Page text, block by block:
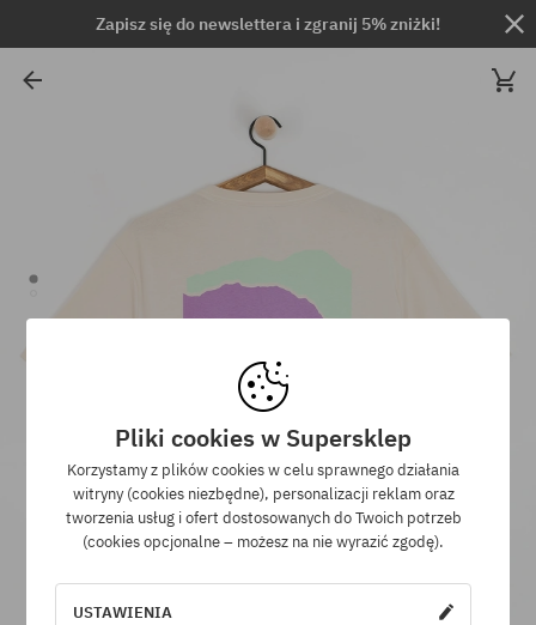
Zapisz się do newslettera i zgranij 5% zniżki!
Pliki cookies w Supersklep
Korzystamy z plików cookies w celu sprawnego działania
witryny (cookies niezbędne), personalizacji reklam oraz
tworzenia usług i ofert dostosowanych do Twoich potrzeb
(cookies opcjonalne – możesz na nie wyrazić zgodę).
USTAWIENIA